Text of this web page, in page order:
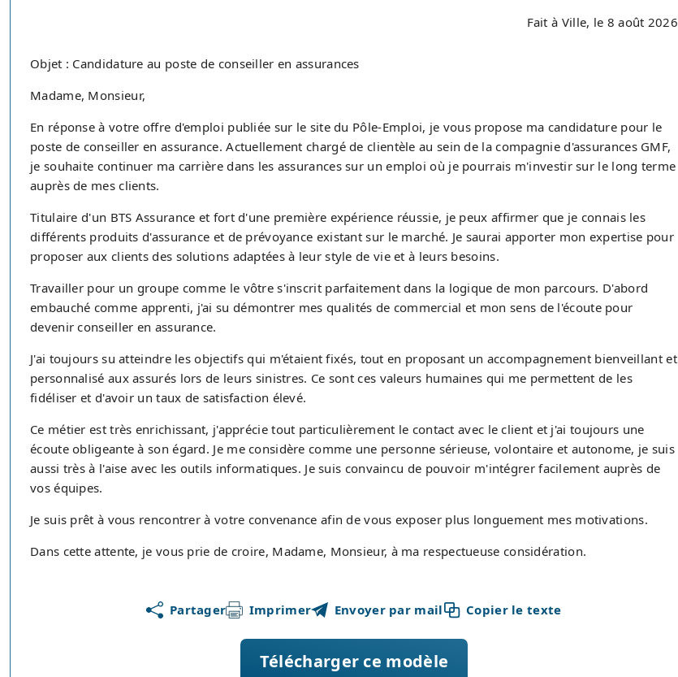
Fait à Ville, le 8 août 2026
Objet : Candidature au poste de conseiller en assurances
Madame, Monsieur,
En réponse à votre offre d'emploi publiée sur le site du Pôle-Emploi, je vous propose ma candidature pour le
poste de conseiller en assurance. Actuellement chargé de clientèle au sein de la compagnie d'assurances GMF,
je souhaite continuer ma carrière dans les assurances sur un emploi où je pourrais m'investir sur le long terme
auprès de mes clients.
Titulaire d'un BTS Assurance et fort d'une première expérience réussie, je peux affirmer que je connais les
différents produits d'assurance et de prévoyance existant sur le marché. Je saurai apporter mon expertise pour
proposer aux clients des solutions adaptées à leur style de vie et à leurs besoins.
Travailler pour un groupe comme le vôtre s'inscrit parfaitement dans la logique de mon parcours. D'abord
embauché comme apprenti, j'ai su démontrer mes qualités de commercial et mon sens de l'écoute pour
devenir conseiller en assurance.
J'ai toujours su atteindre les objectifs qui m'étaient fixés, tout en proposant un accompagnement bienveillant et
personnalisé aux assurés lors de leurs sinistres. Ce sont ces valeurs humaines qui me permettent de les
fidéliser et d'avoir un taux de satisfaction élevé.
Ce métier est très enrichissant, j'apprécie tout particulièrement le contact avec le client et j'ai toujours une
écoute obligeante à son égard. Je me considère comme une personne sérieuse, volontaire et autonome, je suis
aussi très à l'aise avec les outils informatiques. Je suis convaincu de pouvoir m'intégrer facilement auprès de
vos équipes.
Je suis prêt à vous rencontrer à votre convenance afin de vous exposer plus longuement mes motivations.
Dans cette attente, je vous prie de croire, Madame, Monsieur, à ma respectueuse considération.
Partager Imprimer Envoyer par mail Copier le texte
Télécharger ce modèle